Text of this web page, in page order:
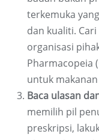
terkemuka
dan kualiti.
organisasi
Pharmacopeia
untuk
Baca ulasan
memilih pil
preskripsi,